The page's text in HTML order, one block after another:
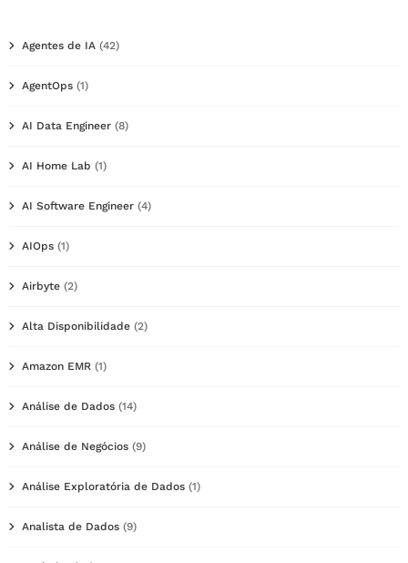
Agentes de IA (42)
AgentOps (1)
AI Data Engineer (8)
AI Home Lab (1)
AI Software Engineer (4)
AIOps (1)
Airbyte (2)
Alta Disponibilidade (2)
Amazon EMR (1)
Análise de Dados (14)
Análise de Negócios (9)
Análise Exploratória de Dados (1)
Analista de Dados (9)